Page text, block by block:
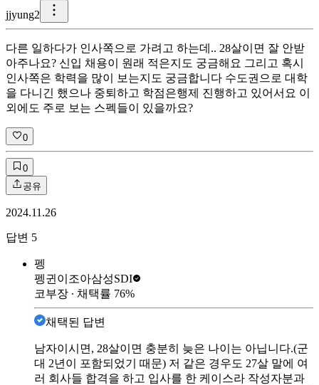
jjyung2
다른 일하다가 인사쪽으로 가려고 하는데.. 28살이면 잘 안받
아주나요? 신입 채용이 원래 적은지도 궁금해요 그리고 혹시
인사쪽은 학력을 많이 보는지도 궁금합니다 수도권으로 대학
을 다니긴 했으나 중퇴하고 학점은행제 진행하고 있어서요 이
외에도 주로 보는 스펙들이 있을까요?
0
0
공유
2024.11.26
답변 5
펭
펭귄이조아삼성SDI
코부장 ∙ 채택률 76%
채택된 답변
남자이시면, 28살이면 충분히 늦은 나이는 아닙니다.(군
대 2년이 포함되었기 때문) 저 같은 경우도 27살 말에 여
러 회사들 합격을 하고 입사를 한 케이스라 작성자분과